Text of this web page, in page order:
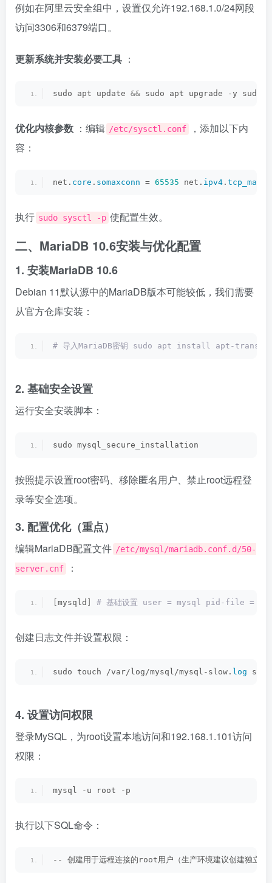
例如在阿里云安全组中，设置仅允许192.168.1.0/24网段
访问3306和6379端口。
更新系统并安装必要工具 ：
sudo apt update && sudo apt upgrade -y
优化内核参数 ：编辑 /etc/sysctl.conf
，添加以下内
容：
net. core . somaxconn = 65535 net. ipv4 .
执行 sudo sysctl -p 使配置生效。
二、MariaDB 10.6安装与优化配置
1. 安装MariaDB 10.6
Debian 11默认源中的MariaDB版本可能较低，我们需要
从官方仓库安装：
# 导入MariaDB密钥 sudo apt install apt-
2. 基础安全设置
运行安全安装脚本：
sudo mysql_secure_installation
按照提示设置root密码、移除匿名用户、禁止root远程登
录等安全选项。
3. 配置优化（重点）
编辑MariaDB配置文件 /etc/mysql/mariadb.conf.d/50-
server.cnf
：
mysqld # 基础设置 user = mysql pid-file = /
创建日志文件并设置权限：
sudo touch /var/log/mysql/mysql-slow. log
4. 设置访问权限
登录MySQL，为root设置本地访问和192.168.1.101访问
权限：
mysql -u root -p
执行以下SQL命令：
-- 创建用于远程连接的root用户（生产环境建议创建独立用